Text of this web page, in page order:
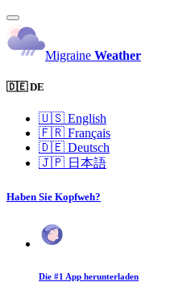
Migraine Weather
🇩🇪 DE
🇺🇸 English
🇫🇷 Français
🇩🇪 Deutsch
🇯🇵 日本語
Haben Sie Kopfweh?
Die #1 App herunterladen